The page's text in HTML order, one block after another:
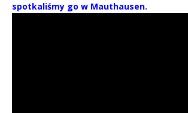
spotkaliśmy go w Mauthausen.